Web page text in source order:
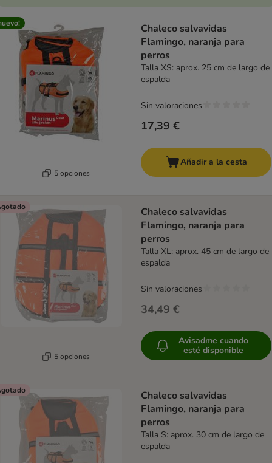
5 opciones
Chaleco salvavidas
Flamingo, naranja para
perros
Talla XS: aprox. 25 cm de largo de
espalda
17,39 €
Sin valoraciones
Añadir a la cesta
5 opciones
Chaleco salvavidas
Flamingo, naranja para
perros
Talla XL: aprox. 45 cm de largo de
espalda
34,49 €
Sin valoraciones
Avisadme cuando
esté disponible
Chaleco salvavidas
Flamingo, naranja para
perros
Talla S: aprox. 30 cm de largo de
espalda